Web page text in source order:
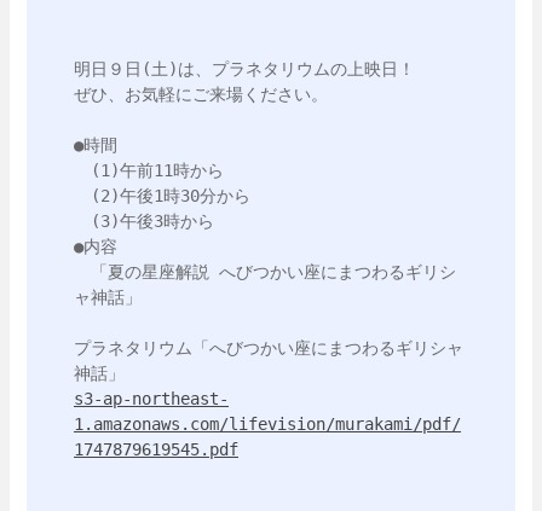
明日９日(土)は、プラネタリウムの上映日！
ぜひ、お気軽にご来場ください。
●時間
(1)午前11時から
(2)午後1時30分から
(3)午後3時から
●内容
「夏の星座解説 へびつかい座にまつわるギリシ
ャ神話」
プラネタリウム「へびつかい座にまつわるギリシャ
s3-ap-northeast-
1.amazonaws.com/lifevision/murakami/pdf/
1747879619545.pdf